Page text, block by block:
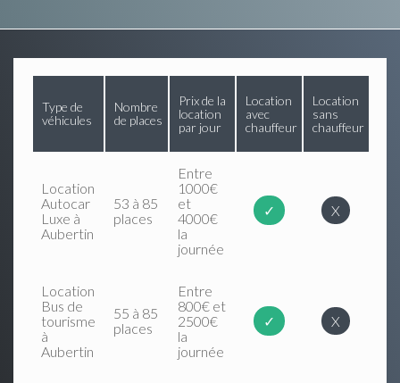
Type de
véhicules
Nombre
de places
Prix de la
location
par jour
Location
avec
chauffeur
Location
sans
chauffeur
Location
Autocar
Luxe à
Aubertin
53 à 85
places
Entre
1000€
et
4000€
la
journée
✓ X
Location
Bus de
tourisme
à
Aubertin
55 à 85
places
Entre
800€ et
2500€
la
journée
✓ X